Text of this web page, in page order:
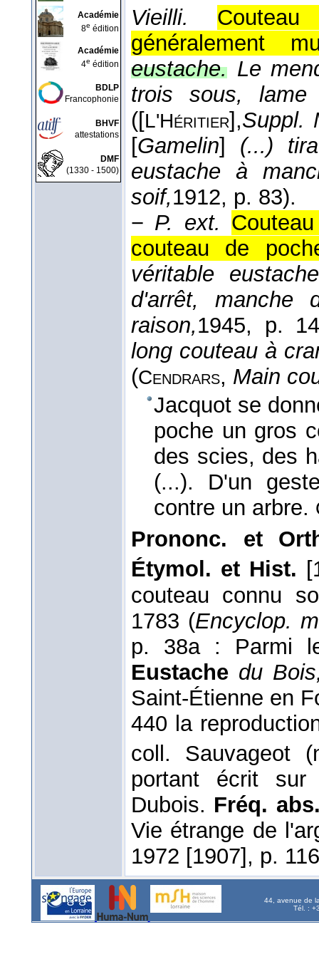
Académie
8e édition
Académie
4e édition
BDLP
Francophonie
BHVF
attestations
DMF
(1330 - 1500)
Vieilli.
généralement
eustache. Le
trois sous,
([L'Héritier],Suppl.
[Gamelin] (...)
eustache à
soif,1912, p. 83).
− P. ext.
couteau de
véritable
d'arrêt, manche
raison,1945, p.
long couteau à
(Cendrars, Main
Jacquot se
poche un gros
des scies, des
(...). D'un
contre un arbre.
Prononc. et
Étymol. et Hist.
couteau connu
1783 (Encyclop.
p. 38a : Parmi
Eustache du
Saint-Étienne en
440 la
coll. Sauvageot
portant écrit
Dubois. Fréq.
Vie étrange de
1972 [1907], p.
44, avenue de
Tél. :